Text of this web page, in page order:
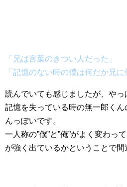
「兄は言葉のきつい人だった」
「記憶のない時の僕は何だか兄に
読んでいても感じましたが、やっ
記憶を失っている時の無一郎くん
んっぽいです。
一人称の”僕”と”俺”がよく変わっ
が強く出ているかということで間